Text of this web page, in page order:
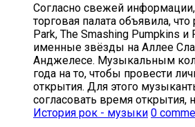
Согласно свежей
торговая палата объявила,
Park, The Smashing Pumpkins и
именные звёзды на Аллее
Анджелесе. Музыкальным
года на то, чтобы провести
открытия. Для этого
согласовать время открытия,
История рок - музыки 0